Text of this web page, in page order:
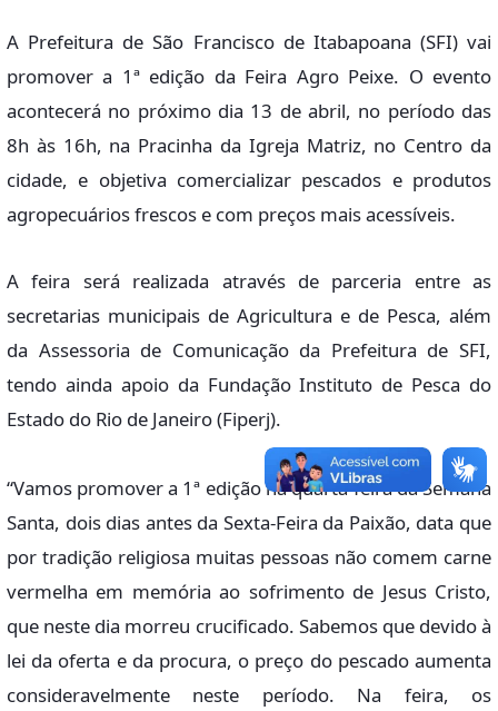
A Prefeitura de São Francisco de Itabapoana (SFI) vai
promover a 1ª edição da Feira Agro Peixe. O evento
acontecerá no próximo dia 13 de abril, no período das
8h às 16h, na Pracinha da Igreja Matriz, no Centro da
cidade, e objetiva comercializar pescados e produtos
agropecuários frescos e com preços mais acessíveis.
A feira será realizada através de parceria entre as
secretarias municipais de Agricultura e de Pesca, além
da Assessoria de Comunicação da Prefeitura de SFI,
tendo ainda apoio da Fundação Instituto de Pesca do
Estado do Rio de Janeiro (Fiperj).
“Vamos promover a 1ª edição na quarta-feira da Semana
Santa, dois dias antes da Sexta-Feira da Paixão, data que
por tradição religiosa muitas pessoas não comem carne
vermelha em memória ao sofrimento de Jesus Cristo,
que neste dia morreu crucificado. Sabemos que devido à
lei da oferta e da procura, o preço do pescado aumenta
consideravelmente neste período. Na feira, os